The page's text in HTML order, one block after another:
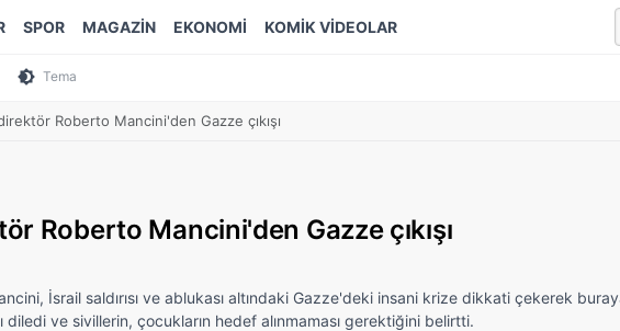
SPOR MAGAZİN EKONOMİ KOMİK VİDEOLAR
Tema
Roberto Mancini'den Gazze çıkışı
Roberto Mancini'den Gazze çıkışı
İsrail saldırısı ve ablukası altındaki Gazze'deki insani krize dikkati çekerek
diledi ve sivillerin, çocukların hedef alınmaması gerektiğini belirtti.